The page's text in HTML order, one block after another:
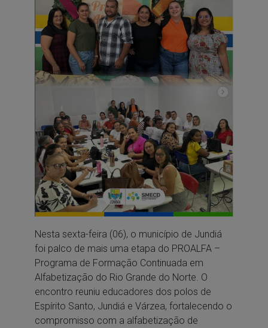
Nesta sexta-feira (06), o município de Jundiá
foi palco de mais uma etapa do PROALFA –
Programa de Formação Continuada em
Alfabetização do Rio Grande do Norte. O
encontro reuniu educadores dos polos de
Espírito Santo, Jundiá e Várzea, fortalecendo o
compromisso com a alfabetização de